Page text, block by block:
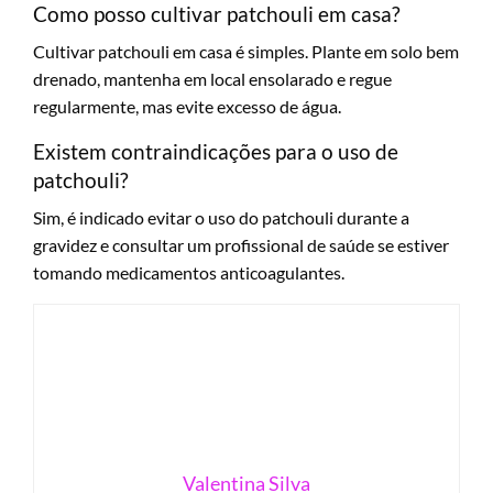
Como posso cultivar patchouli em casa?
Cultivar patchouli em casa é simples. Plante em solo bem
drenado, mantenha em local ensolarado e regue
regularmente, mas evite excesso de água.
Existem contraindicações para o uso de
patchouli?
Sim, é indicado evitar o uso do patchouli durante a
gravidez e consultar um profissional de saúde se estiver
tomando medicamentos anticoagulantes.
Valentina Silva